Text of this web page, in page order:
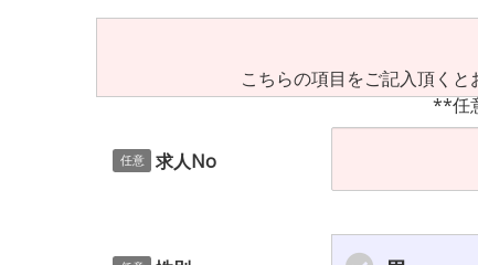
こちらの項目をご記入頂くと
**任
任意 求人No